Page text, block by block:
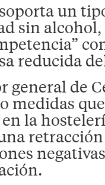
un
sin
reducida
general de
medidas
la